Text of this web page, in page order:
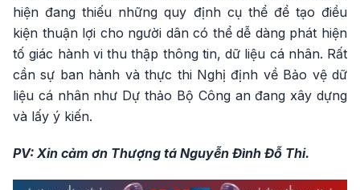
hiện đang thiếu những quy định cụ thể để tạo điều
kiện thuận lợi cho người dân có thể dễ dàng phát hiện
tố giác hành vi thu thập thông tin, dữ liệu cá nhân. Rất
cần sự ban hành và thực thi Nghị định về Bảo vệ dữ
liệu cá nhân như Dự thảo Bộ Công an đang xây dựng
và lấy ý kiến.
PV: Xin cảm ơn Thượng tá Nguyễn Đình Đỗ Thi.